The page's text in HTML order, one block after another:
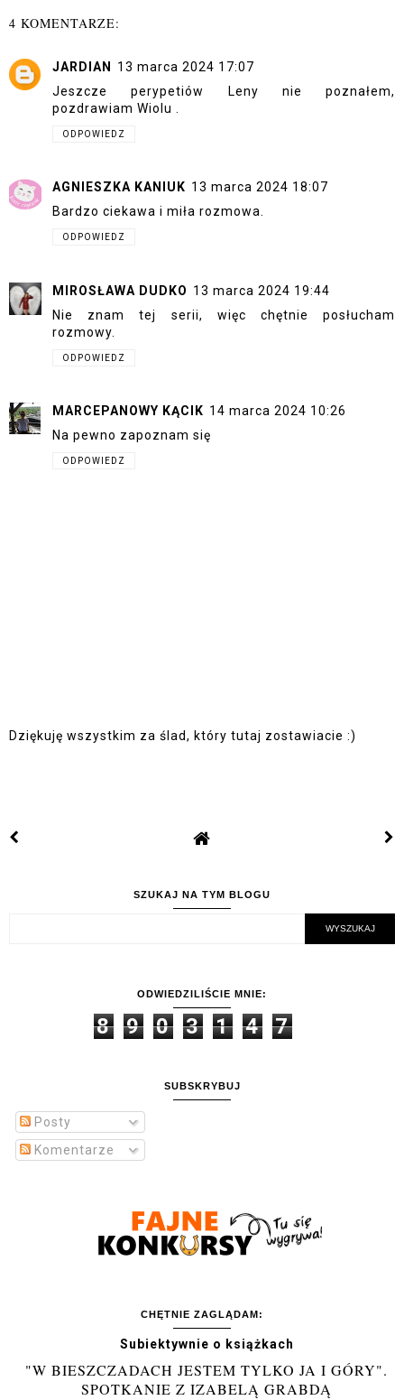
4 KOMENTARZE:
JARDIAN
13 marca 2024 17:07
Jeszcze perypetiów Leny nie poznałem,
pozdrawiam Wiolu .
ODPOWIEDZ
AGNIESZKA KANIUK 13 marca 2024 18:07
Bardzo ciekawa i miła rozmowa.
ODPOWIEDZ
MIROSŁAWA DUDKO 13 marca 2024 19:44
Nie znam tej serii, więc chętnie posłucham
rozmowy.
ODPOWIEDZ
MARCEPANOWY KĄCIK 14 marca 2024 10:26
Na pewno zapoznam się
ODPOWIEDZ
Dziękuję wszystkim za ślad, który tutaj zostawiacie :)
SZUKAJ NA TYM BLOGU
ODWIEDZILIŚCIE MNIE:
8 9 0 3 1 4 7
SUBSKRYBUJ
Posty
Komentarze
CHĘTNIE ZAGLĄDAM:
Subiektywnie o książkach
"W BIESZCZADACH JESTEM TYLKO JA I GÓRY".
SPOTKANIE Z IZABELĄ GRABDĄ